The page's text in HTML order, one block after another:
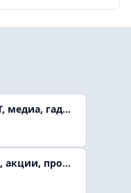
Палач Говорит | IT, медиа, гaджеты, скидки
«Палач» | Скидки, акции, промокоды